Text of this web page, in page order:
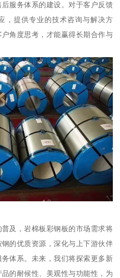
服务体系的建设。对于客户反馈
，提供专业的技术咨询与解决方
角度思考，才能赢得长期合作与
及，岩棉板彩钢板的市场需求将
的优质资源，深化与上下游伙伴
体系。未来，我们将探索更多新
的耐候性、美观性与功能性，为